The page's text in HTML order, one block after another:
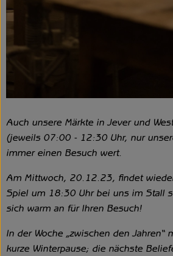
Auch unsere Märkte in Jever und
(jeweils 07:00 - 12:30 Uhr, nur
immer einen Besuch wert.
Am Mittwoch, 20.12.23, findet
Spiel um 18:30 Uhr bei uns im Stall
sich warm an für Ihren Besuch!
In der Woche „zwischen den Jahren“
kurze Winterpause; die nächste